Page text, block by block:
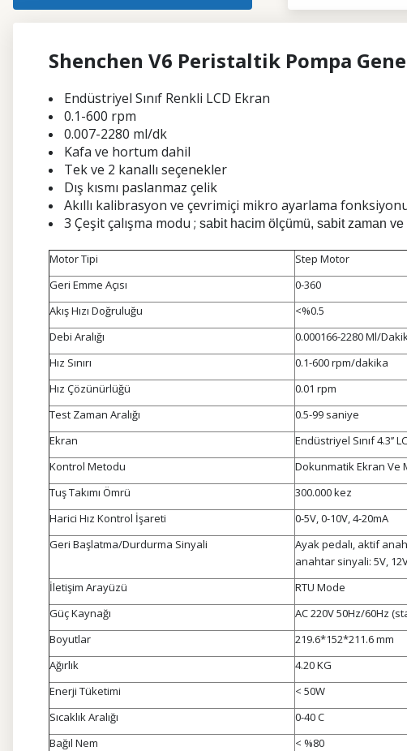
Shenchen V6 Peristaltik Pompa
Endüstriyel Sınıf Renkli LCD Ekran
0.1-600 rpm
0.007-2280 ml/dk
Kafa ve hortum dahil
Tek ve 2 kanallı seçenekler
Dış kısmı paslanmaz çelik
Akıllı kalibrasyon ve çevrimiçi mikro ayarlama
3 Çeşit çalışma modu ; sabit hacim ölçümü, sabit zaman ve
Motor Tipi
Step Motor
Geri Emme Açısı
0-360
Akış Hızı Doğruluğu
<%0.5
Debi Aralığı
0.000166-2280 Ml/
Hız Sınırı
0.1-600 rpm/dakika
Hız Çözünürlüğü
0.01 rpm
Test Zaman Aralığı
0.5-99 saniye
Ekran
Endüstriyel Sınıf 4.3’’
Kontrol Metodu
Dokunmatik Ekran Ve
Tuş Takımı Ömrü
300.000 kez
Harici Hız Kontrol İşareti
0-5V, 0-10V, 4-20mA
Geri Başlatma/Durdurma Sinyali
Ayak pedalı, aktif
anahtar sinyali: 5V,
İletişim Arayüzü
RTU Mode
Güç Kaynağı
AC 220V 50Hz/60Hz
Boyutlar
219.6*152*211.6 mm
Ağırlık
4.20 KG
Enerji Tüketimi
< 50W
Sıcaklık Aralığı
0-40 C
Bağıl Nem
< %80